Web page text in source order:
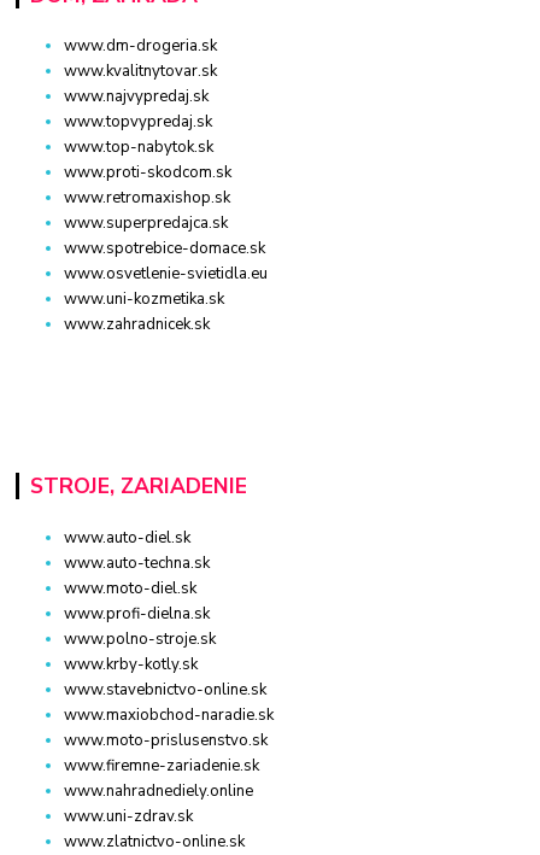
www.dm-drogeria.sk
www.kvalitnytovar.sk
www.najvypredaj.sk
www.topvypredaj.sk
www.top-nabytok.sk
www.proti-skodcom.sk
www.retromaxishop.sk
www.superpredajca.sk
www.spotrebice-domace.sk
www.osvetlenie-svietidla.eu
www.uni-kozmetika.sk
www.zahradnicek.sk
STROJE, ZARIADENIE
www.auto-diel.sk
www.auto-techna.sk
www.moto-diel.sk
www.profi-dielna.sk
www.polno-stroje.sk
www.krby-kotly.sk
www.stavebnictvo-online.sk
www.maxiobchod-naradie.sk
www.moto-prislusenstvo.sk
www.firemne-zariadenie.sk
www.nahradnediely.online
www.uni-zdrav.sk
www.zlatnictvo-online.sk